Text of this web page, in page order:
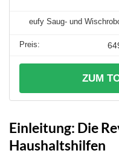
eufy Saug- und
ZUM
Einleitung: Die
Haushaltshilfen